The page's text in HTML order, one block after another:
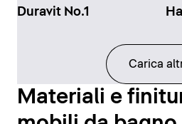
Duravit No.1
Carica
Materiali e